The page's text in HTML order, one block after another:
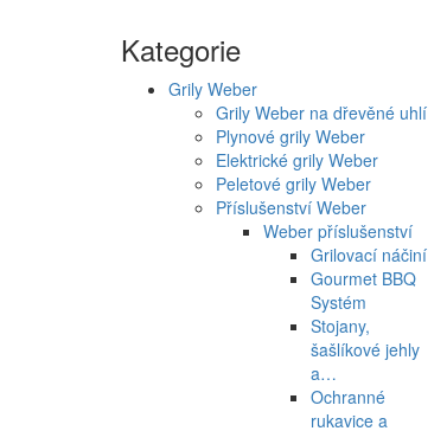
Kategorie
Grily Weber
Grily Weber na dřevěné uhlí
Plynové grily Weber
Elektrické grily Weber
Peletové grily Weber
Příslušenství Weber
Weber příslušenství
Grilovací náčiní
Gourmet BBQ
Systém
Stojany,
šašlíkové jehly
a…
Ochranné
rukavice a